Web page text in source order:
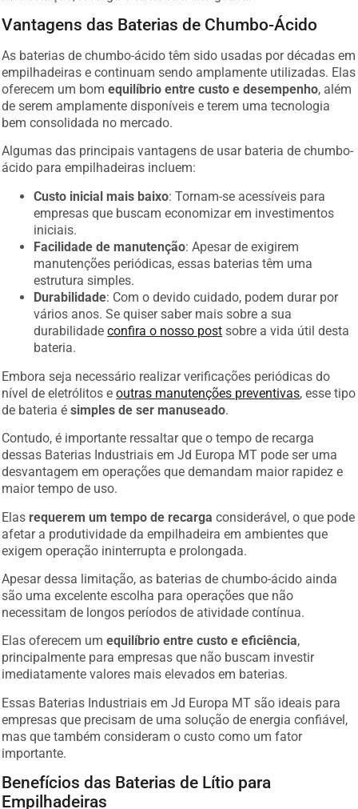
Vantagens das Baterias de Chumbo-Ácido
As baterias de chumbo-ácido têm sido usadas por décadas em
empilhadeiras e continuam sendo amplamente utilizadas. Elas
oferecem um bomequilíbrio entre custo e desempenho , além
de serem amplamente disponíveis e terem uma tecnologia
bem consolidada no mercado.
Algumas das principais vantagens de usar bateria de chumbo-
ácido para empilhadeiras incluem:
Custo inicial mais baixo: Tornam-se acessíveis para
empresas que buscam economizar em investimentos
iniciais.
Facilidade de manutenção: Apesar de exigirem
manutenções periódicas, essas baterias têm uma
estrutura simples.
Durabilidade: Com o devido cuidado, podem durar por
vários anos. Se quiser saber mais sobre a sua
durabilidadeconfira o nosso post sobre a vida útil desta
bateria.
Embora seja necessário realizar verificações periódicas do
nível de eletrólitos eoutras manutenções preventivas , esse tipo
de bateria ésimples de ser manuseado
Contudo, é importante ressaltar que o tempo de recarga
dessas Baterias Industriais em Jd Europa MT pode ser uma
desvantagem em operações que demandam maior rapidez e
maior tempo de uso.
Elas requerem um tempo de recarga considerável, o que pode
afetar a produtividade da empilhadeira em ambientes que
exigem operação ininterrupta e prolongada.
Apesar dessa limitação, as baterias de chumbo-ácido ainda
são uma excelente escolha para operações que não
necessitam de longos períodos de atividade contínua.
Elas oferecem umequilíbrio entre custo e eficiência
principalmente para empresas que não buscam investir
imediatamente valores mais elevados em baterias.
Essas Baterias Industriais em Jd Europa MT são ideais para
empresas que precisam de uma solução de energia confiável,
mas que também consideram o custo como um fator
importante.
Benefícios das Baterias de Lítio para
Empilhadeiras